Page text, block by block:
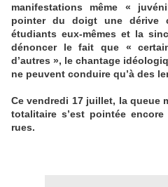
manifestations même «
pointer du doigt une dérive
étudiants eux-mêmes et la
dénoncer le fait que «
d’autres », le chantage
ne peuvent conduire qu’à des
Ce vendredi 17 juillet, la queue
totalitaire s’est pointée
rues.